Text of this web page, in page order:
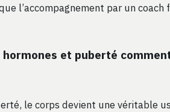
l’accompagnement par un
hormones et puberté
le corps devient une véritable